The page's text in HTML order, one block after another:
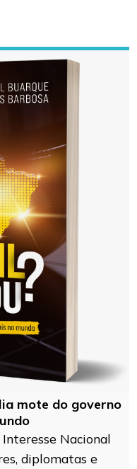
mote do governo
Nacional
diplomatas e